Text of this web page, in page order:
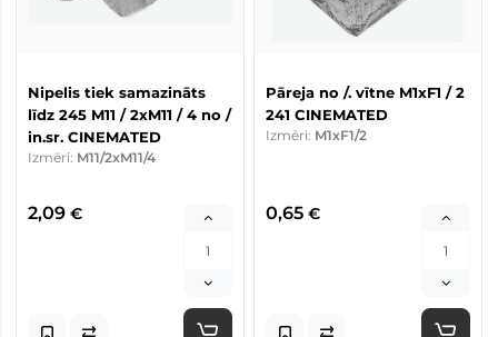
Nipelis tiek samazināts
līdz 245 M11 / 2xM11 / 4 no /
in.sr. CINEMATED
Izmēri: M11/2xM11/4
2,09 €
Pāreja no /. vītne M1xF1 / 2
241 CINEMATED
Izmēri: M1xF1/2
0,65 €